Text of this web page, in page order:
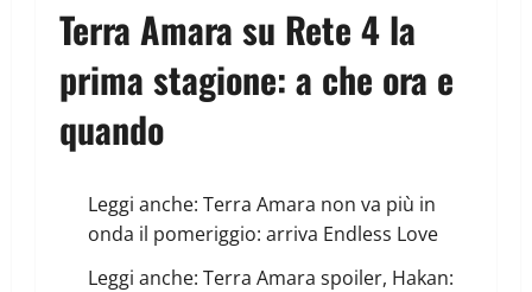
Terra Amara su Rete 4 la
prima stagione: a che ora e
quando
Leggi anche: Terra Amara non va più in
onda il pomeriggio: arriva Endless Love
Leggi anche: Terra Amara spoiler, Hakan: